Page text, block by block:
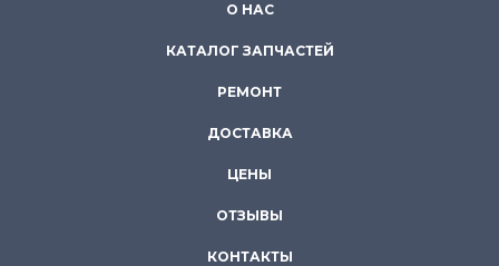
О НАС
КАТАЛОГ ЗАПЧАСТЕЙ
РЕМОНТ
ДОСТАВКА
ЦЕНЫ
ОТЗЫВЫ
КОНТАКТЫ